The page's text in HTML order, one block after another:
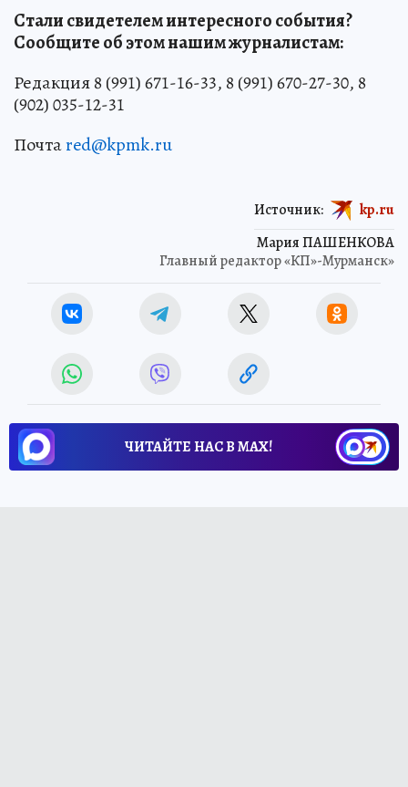
Стали свидетелем интересного события?
Сообщите об этом нашим журналистам:
Редакция 8 (991) 671-16-33, 8 (991) 670-27-30, 8
(902) 035-12-31
Почтаred@kpmk.ru
Мария ПАШЕНКОВА
Главный редактор «КП»-Мурманск»
Источник: kp.ru
ЧИТАЙТЕ НАС В МАХ!